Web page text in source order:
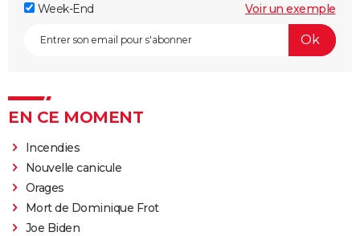
Week-End
Voir un exemple
EN CE MOMENT
Incendies
Nouvelle canicule
Orages
Mort de Dominique Frot
Joe Biden